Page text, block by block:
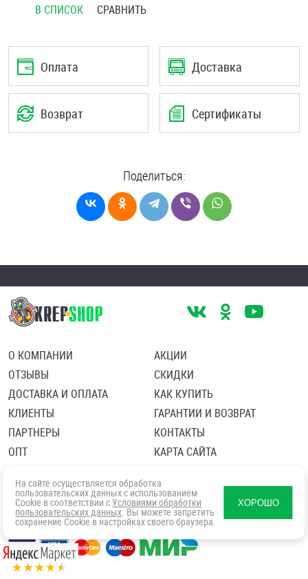
Штифты и пальцы
В СПИСОК СРАВНИТЬ
Оплата Доставка
Возврат Сертификаты
Поделиться:
О КОМПАНИИ
ОТЗЫВЫ
ДОСТАВКА И ОПЛАТА
КЛИЕНТЫ
ПАРТНЕРЫ
ОПТ
АКЦИИ
СКИДКИ
КАК КУПИТЬ
ГАРАНТИИ И ВОЗВРАТ
КОНТАКТЫ
КАРТА САЙТА
Политика в отношении обработки персональных данных
Согласие посетителя сайта на обработку персональных данны
На сайте осуществляется обработка
пользовательских данных с использованием
Cookie в соответствии с Условиями обработки
пользовательских данных. Вы можете запретить
сохранение Cookie в настройках своего браузера.
ХОРОШО